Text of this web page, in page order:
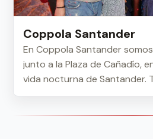
Coppola Santander
En Coppola Santander
junto a la Plaza de Cañadío,
vida nocturna de Santander.